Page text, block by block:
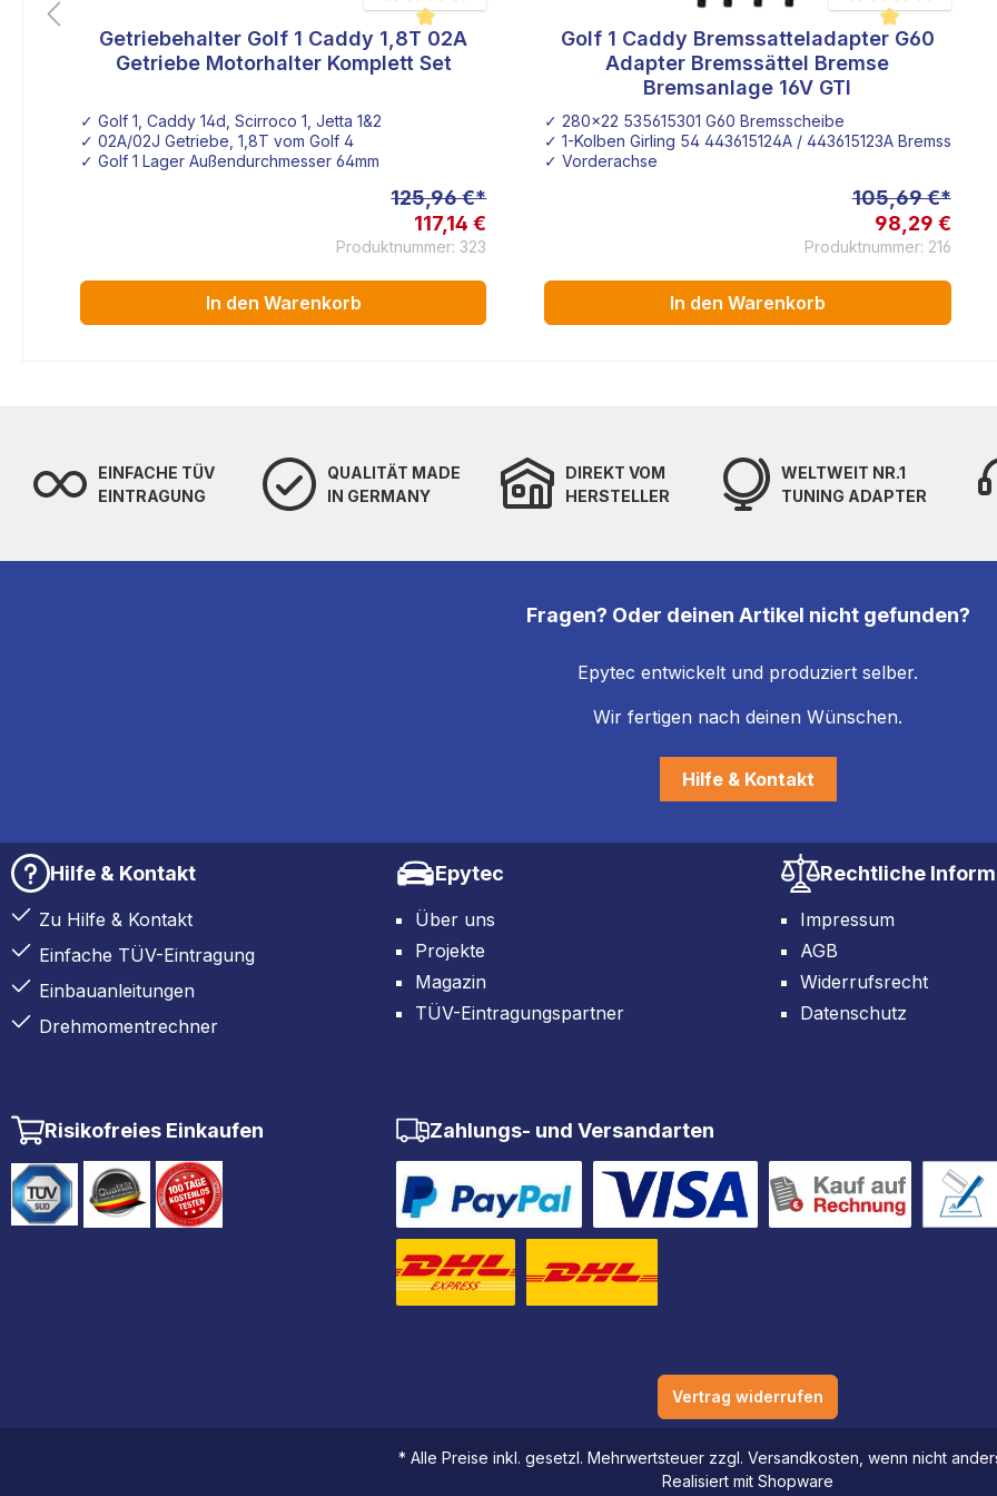
Bewertung von 5 von 5 Sternen Durchschnittliche Bewertung von 4.9 von 5 Sternen
Getriebehalter Golf 1 Caddy 1,8T 02A
Getriebe Motorhalter Komplett Set
✓ Golf 1, Caddy 14d, Scirroco 1, Jetta 1&2
✓ 02A/02J Getriebe, 1,8T vom Golf 4
✓ Golf 1 Lager Außendurchmesser 64mm
125,96 €*
117,14 €
Produktnummer: 323
In den Warenkorb
Durchschnittliche
Golf 1 Caddy Bremssatteladapter G60
Adapter Bremssättel Bremse
Bremsanlage 16V GTI
✓ 280x22 535615301 G60 Bremsscheibe
✓ 1-Kolben Girling 54 443615124A / 443615123A Bremssattel
✓ Vorderachse
105,69 €*
98,29 €
Produktnummer: 216
In den Warenkorb
EINFACHE TÜV
EINTRAGUNG
QUALITÄT MADE
IN GERMANY
DIREKT VOM
HERSTELLER
WELTWEIT NR.1
TUNING ADAPTER
Fragen? Oder deinen Artikel nicht gefunden?
Epytec entwickelt und produziert selber.
Wir fertigen nach deinen Wünschen.
Hilfe & Kontakt
Hilfe & Kontakt
Zu Hilfe & Kontakt
Einfache TÜV-Eintragung
Einbauanleitungen
Drehmomentrechner
Epytec
Über uns
Projekte
Magazin
TÜV-Eintragungspartner
Rechtliche
Impressum
AGB
Widerrufsrecht
Datenschutz
Risikofreies Einkaufen Zahlungs- und Versandarten
Vertrag widerrufen
* Alle Preise inkl. gesetzl. Mehrwertsteuer zzgl. Versandkosten, wenn nicht
Realisiert mit Shopware